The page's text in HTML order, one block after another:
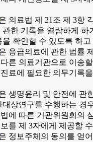
의료법 제 21조 제 3항
관한 기록을 열람하게 하
을 확인할 수 있도록 하고
응급의료에 관한 법률
른 의료기관으로 이송
료에 필요한 의무기록
생명윤리 및 안전에 관
대상연구를 수행하는 경
에 따른 기관위원회의
를 제 3자에게 제공할
정보주체의 동의를 얻